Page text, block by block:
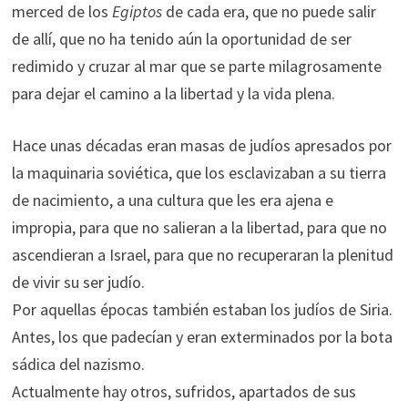
merced de los Egiptosde cada era, que no puede salir
de allí, que no ha tenido aún la oportunidad de ser
redimido y cruzar al mar que se parte milagrosamente
para dejar el camino a la libertad y la vida plena.
Hace unas décadas eran masas de judíos apresados por
la maquinaria soviética, que los esclavizaban a su tierra
de nacimiento, a una cultura que les era ajena e
impropia, para que no salieran a la libertad, para que no
ascendieran a Israel, para que no recuperaran la plenitud
de vivir su ser judío.
Por aquellas épocas también estaban los judíos de Siria.
Antes, los que padecían y eran exterminados por la bota
sádica del nazismo.
Actualmente hay otros, sufridos, apartados de sus